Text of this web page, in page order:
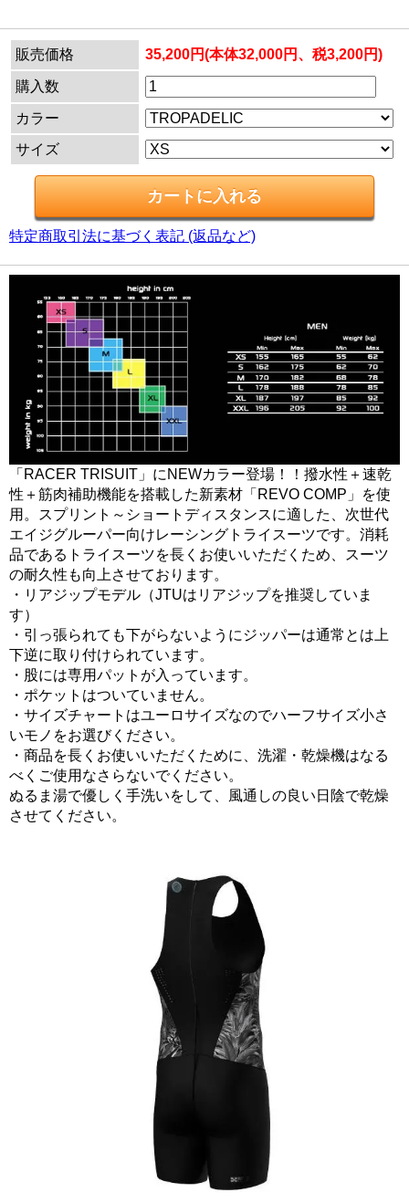
販売価格 35,200円(本体32,000円、税3,200円)
購入数
カラー
サイズ
特定商取引法に基づく表記 (返品など)
「RACER TRISUIT」にNEWカラー登場！！撥水性＋速乾
性＋筋肉補助機能を搭載した新素材「REVO COMP」を使
用。スプリント～ショートディスタンスに適した、次世代
エイジグルーパー向けレーシングトライスーツです。消耗
品であるトライスーツを長くお使いいただくため、スーツ
の耐久性も向上させております。
・リアジップモデル（JTUはリアジップを推奨していま
す）
・引っ張られても下がらないようにジッパーは通常とは上
下逆に取り付けられています。
・股には専用パットが入っています。
・ポケットはついていません。
・サイズチャートはユーロサイズなのでハーフサイズ小さ
いモノをお選びください。
・商品を長くお使いいただくために、洗濯・乾燥機はなる
べくご使用なさらないでください。
ぬるま湯で優しく手洗いをして、風通しの良い日陰で乾燥
させてください。